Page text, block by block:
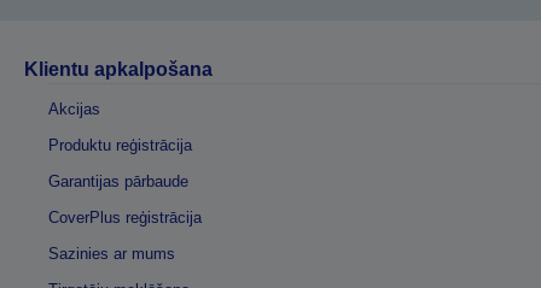
Klientu apkalpošana
Akcijas
Produktu reģistrācija
Garantijas pārbaude
CoverPlus reģistrācija
Sazinies ar mums